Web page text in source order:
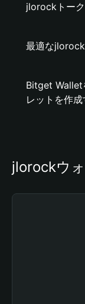
jlorockトー
最適な
Bitget Wallet
レットを作成
jlorockウ